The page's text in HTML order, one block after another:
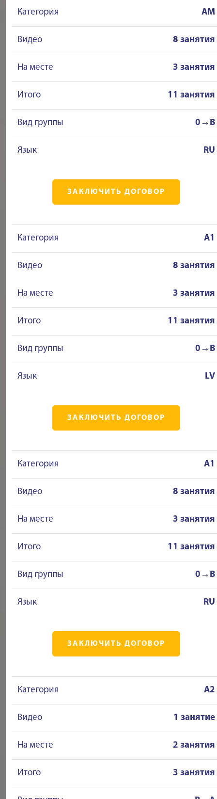
Категория AM
Видео 8 занятия
На месте 3 занятия
Итого 11 занятия
Вид группы 0→B
Язык RU
ЗАКЛЮЧИТЬ ДОГОВОР
Категория A1
Видео 8 занятия
На месте 3 занятия
Итого 11 занятия
Вид группы 0→B
Язык LV
ЗАКЛЮЧИТЬ ДОГОВОР
Категория A1
Видео 8 занятия
На месте 3 занятия
Итого 11 занятия
Вид группы 0→B
Язык RU
ЗАКЛЮЧИТЬ ДОГОВОР
Категория A2
Видео 1 занятие
На месте 2 занятия
Итого 3 занятия